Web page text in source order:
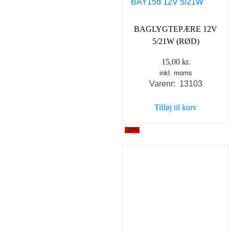
BAGLYGTEPÆRE 12V
5/21W (RØD)
15,00 kr.
inkl. moms
Varenr: 13103
Tilføj til kurv
-39%